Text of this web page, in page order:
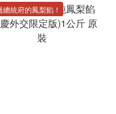
總統府的鳳梨餡！